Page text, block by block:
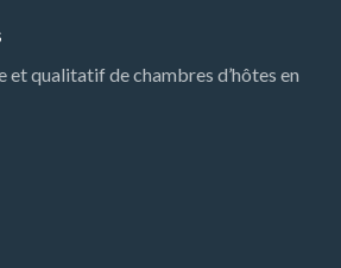
et qualitatif de chambres d’hôtes en